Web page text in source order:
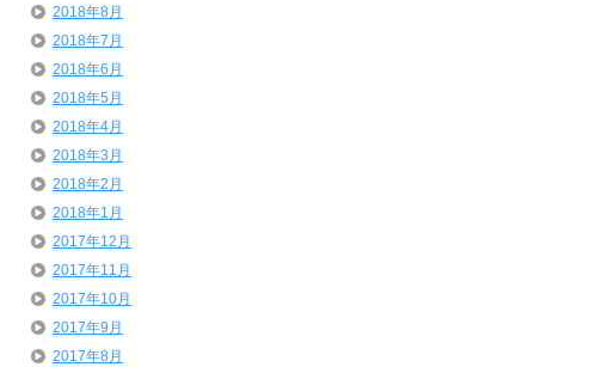
2018年8月
2018年7月
2018年6月
2018年5月
2018年4月
2018年3月
2018年2月
2018年1月
2017年12月
2017年11月
2017年10月
2017年9月
2017年8月